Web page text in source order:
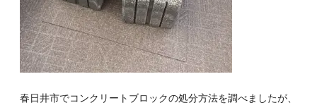
春日井市でコンクリートブロックの処分方法を調べましたが、